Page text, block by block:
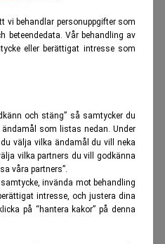
vi behandlar personuppgifter som
beteendedata. Vår behandling av
eller berättigat intresse som
och stäng” så samtycker du
som listas nedan. Under
du välja vilka ändamål du vill neka
vilka partners du vill godkänna
våra partners”.
invända mot behandling
intresse, och justera dina
på “hantera kakor” på denna
riskerar de svenska
hållbarhetsrisk och
svenska marknaden
och har intensifierats i
vidtagit. Sparare bryr
medvetna val.